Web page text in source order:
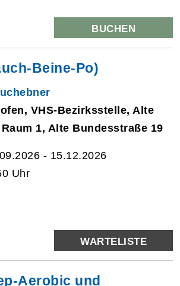
BUCHEN
Beine-Po)
VHS-Bezirksstelle, Alte
1, Alte Bundesstraße 19
- 15.12.2026
Uhr
WARTELISTE
Aerobic und